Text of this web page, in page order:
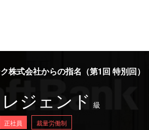
株式会社からの指名（第1回 特別回）
レジェンド 級
正社員 裁量労働制